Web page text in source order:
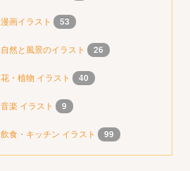
漫画イラスト 53
自然と風景のイラスト 26
花・植物 イラスト 40
音楽 イラスト 9
飲食・キッチン イラスト 99